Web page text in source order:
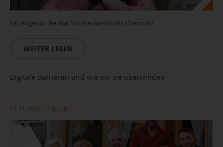
Ein Angebot der Nachrichtenwerkstatt Chemnitz.
WEITER LESEN
Digitale Barrieren und wie wir sie überwinden
12.11.2026 17:30 Uhr